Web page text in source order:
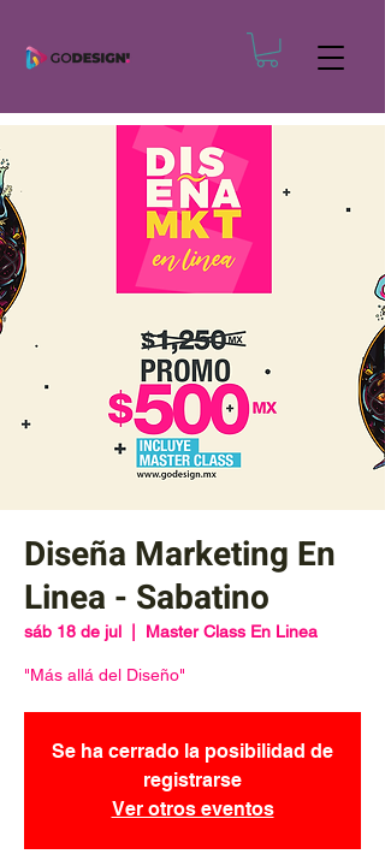
Diseña Marketing En
Linea - Sabatino
sáb 18 de jul
  |
Master Class En Linea
"Más allá del Diseño"
Se ha cerrado la posibilidad de
registrarse
Ver otros eventos